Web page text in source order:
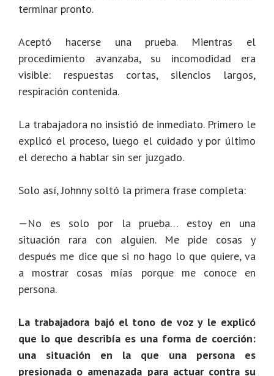
terminar pronto.
Aceptó hacerse una prueba. Mientras el
procedimiento avanzaba, su incomodidad era
visible: respuestas cortas, silencios largos,
respiración contenida.
La trabajadora no insistió de inmediato. Primero le
explicó el proceso, luego el cuidado y por último
el derecho a hablar sin ser juzgado.
Solo así, Johnny soltó la primera frase completa:
—No es solo por la prueba… estoy en una
situación rara con alguien. Me pide cosas y
después me dice que si no hago lo que quiere, va
a mostrar cosas mías porque me conoce en
persona.
La trabajadora bajó el tono de voz y le explicó
que lo que describía es una forma de coerción:
una situación en la que una persona es
presionada o amenazada para actuar contra su